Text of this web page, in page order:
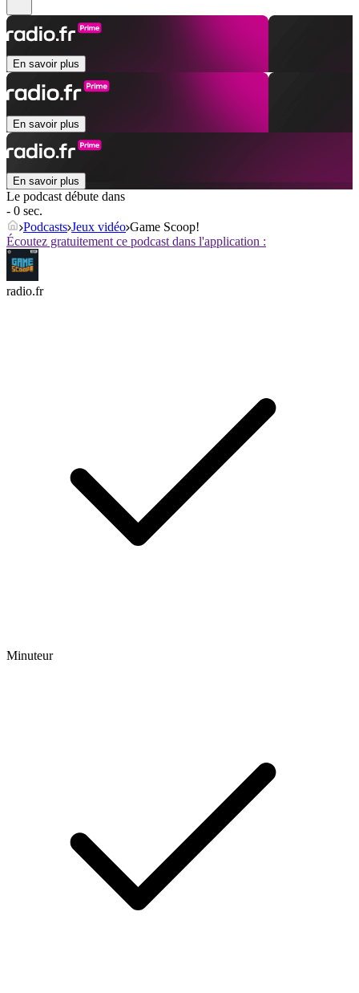
En savoir plus
En savoir plus
En savoir plus
Le podcast débute dans
- 0 sec.
Podcasts Jeux vidéo Game Scoop!
Écoutez gratuitement ce podcast dans l'application :
radio.fr
Minuteur